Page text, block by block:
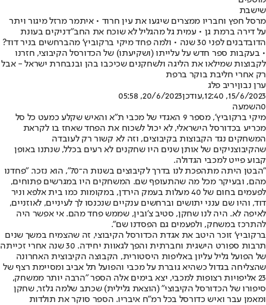
שישבת
מרסל חפץ וחבריו ממצרים שיגעו את עין חרוד • איתמר מרזל מיגור ויתר
על דירה ברמת גן • עמית גל מהגליל לא שוכח את החב"דניקים בעונת
הדובדבנים לפני 30 שנה • ולמה פחד מיקי ברקוביץ' מהברחשים בניר דוד?
• בעקבות ספר חדש על עלייתו (ושקיעתו) של הכדורסל הקיבוצי, חזרנו
לקבוצות שמילאו את הליגה ולשחקנים שכיכבו בהן ובנבחרת ישראל - אבל
רק אחרי חליבת בוקר ברפת
ערן נבוןיריב פלג
15/6/2023, 12:40
,עודכן20/6/2023, 05:58
0השמעה
מיקי ברקוביץ', מספר 9 האגדי של מכבי ת"א והאיש שקלע כמעט כל סל
מכריע בכדורסל הישראלי, לא יכול לשכוח את הפחד שאחז בו לקראת
המשחקים נגד הקבוצות בקיבוצים, וזה לא קשור רק לעובדה
שהקיבוצניקים של אותן שנים היו שחקנים לא רעים בכלל, שנתנו באופן
קבוע פייט למכבי הגדולה.
"הבטן היתה מתהפכת לנו בדרך לקיבוצים בשנות ה־70", הוא נזכר. "פחדנו
מהם, ובעיקר מכל מה שהתעופף שם. המשחקים היו במגרשים פתוחים,
לפעמים בחום של 40 מעלות בעמק הירדן, במקומות כמו בית אלפא וניר
דוד, והיו שם ענני יתושים וברחשים ענקיים שנכנסו לך לעיניים, לאוזניים,
לאיפה לא. היה לנו שחקן, סטיב צ'ובין, שממש פחד מהם. אי אפשר היה
להתרכז במשחק, ולפעמים גם הפסדנו שם".
ברקוביץ' זוכר היטב את אגדת הכדורסל הקיבוצי, זה שהצמיח במשך שנים
תרבות ספורט הישגית וחברתית והפך לגאוות יחידה. 30 שנה אחרי זכייתה
של הפועל גליל עליון באליפות היסטורית, הקבוצה הקיבוצית האחרונה
שהצליחה בגדול כשהיא גוברת על מכבי והפועל תל אביב ומסיימת רצף של
23 אליפויות רצופות למכבי, יצא בימים אלה הספר "הרבה יותר ממשחק,
סיפורו של הכדורסל הקיבוצי" (הוצאת גלילית) שכתב שלמה גלזר, שחקן
ומאמן עבר ואיש כדורסל בכל רמ"ח איבריו. הספר סוקר את תולדות